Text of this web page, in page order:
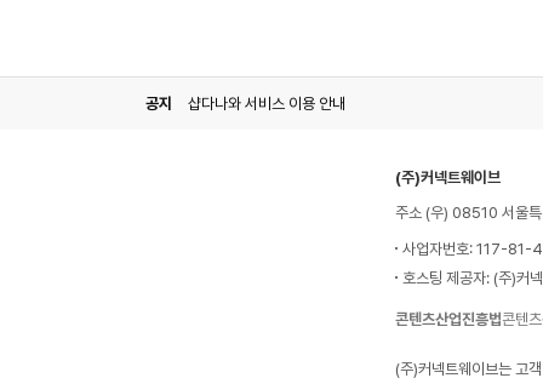
공지 샵다나와 서비스 이용 안내
(주)커넥트웨이브
주소 (우) 08510 서울
사업자번호: 117-81-
호스팅 제공자: (주)커
콘텐츠산업진흥법콘텐
(주)커넥트웨이브는 고